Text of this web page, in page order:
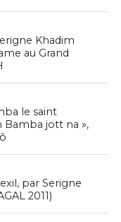
Khadim
au Grand
le saint
Bamba jott na »,
par Serigne
2011)